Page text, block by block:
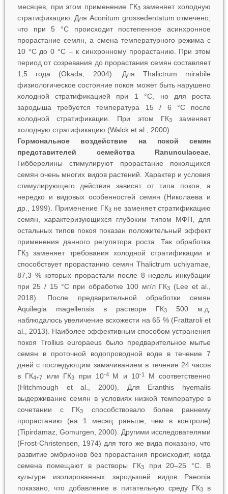
месяцев, при этом применение ГК3заменяет холодную
стратификацию. Для Aconitum grossedentatum отмечено,
что при 5 °С происходит постепенное асинхронное
прорастание семян, а смена температурного режима с
10 °С до 0 °С ‒ к синхронному прорастанию. При этом
период от созревания до прорастания семян составляет
1,5 года (Okada, 2004). Для Thalictrum
mirabile
физиологическое состояние покоя может быть нарушено
холодной стратификацией при 1 °C, но для роста
зародыша требуется температура 15 / 6 °C после
холодной стратификации. При этом ГК3заменяет
холодную стратификацию (Walck et al., 2000).
Гормональное воздействие на покой семян
представителей семейства Ranunculaceae.
Гибберелины стимулируют прорастание покоящихся
семян очень многих видов растений. Характер и условия
стимулирующего действия зависят от типа покоя, а
нередко и видовых особенностей семян (Николаева и
др., 1999). Применение ГК3не заменяет стратификацию
семян, характеризующихся глубоким типом МФП, для
остальных типов покоя показан положительный эффект
применения данного регулятора роста. Так обработка
ГК3заменяет требования холодной стратификации и
способствует прорастанию семянThalictrum uchiyamae
87,3 % которых прорастали после 8 недель инкубации
при 25 / 15 °C при обработке 100 мг/л ГК3
(Lee et al.,
2018). После предварительной обработки семян
Aquilegia magellensis в растворе ГК3
500 м.д.
наблюдалось увеличение всхожести на 65 % (Frattaroli et
al., 2013). Наиболее эффективным способом устранения
покоя Trollius europaeus было предварительное мытье
семян в проточной водопроводной воде в течение 7
дней с последующим замачиванием в течение 24 часов
в ГК4+7 или ГК3 при 10-4 M и 10-1
M соответственно
(Hitchmough et al., 2000). Для Eranthis hyemalis
выдерживание семян в условиях низкой температуре в
сочетании с ГК3
способствовало более раннему
прорастанию (на 1 месяц раньше, чем в контроле)
(Tipirdamaz, Gomurgen, 2000). Другими исследователями
(Frost-Christensen, 1974) для того же вида показано, что
развитие эмбрионов без прорастания происходит, когда
семена помещают в растворы ГК3
при 20–25 °C. В
культуре изолированных зародышей видов Paeonia
показано, что добавление в питательную среду ГК3
в